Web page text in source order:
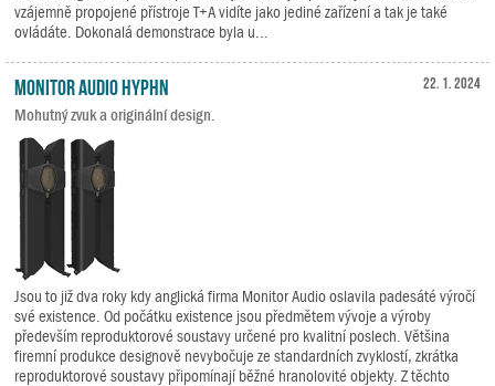
vzájemně propojené přístroje T+A vidíte jako jediné zařízení a tak je také
ovládáte. Dokonalá demonstrace byla u...
22. 1. 2024
Monitor Audio Hyphn
Mohutný zvuk a originální design.
Jsou to již dva roky kdy anglická firma Monitor Audio oslavila padesáté výročí
své existence. Od počátku existence jsou předmětem vývoje a výroby
především reproduktorové soustavy určené pro kvalitní poslech. Většina
firemní produkce designově nevybočuje ze standardních zvyklostí, zkrátka
reproduktorové soustavy připomínají běžné hranolovité objekty. Z těchto